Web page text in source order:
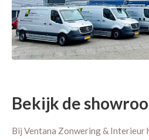
Bekijk de
Bij Ventana Zonwering & Interieur